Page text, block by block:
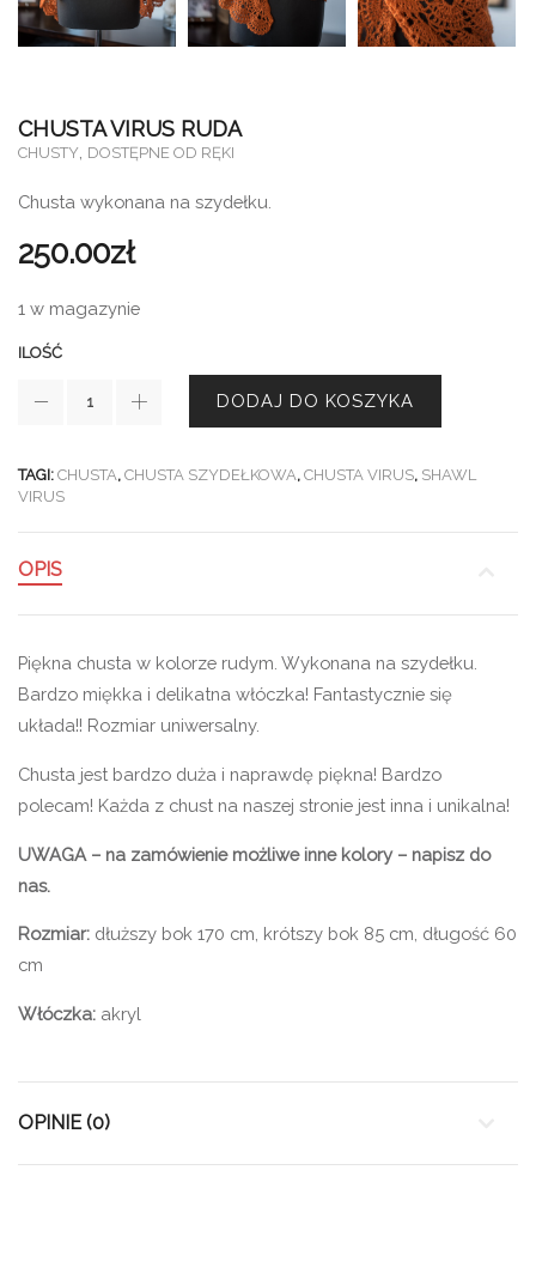
CHUSTA VIRUS RUDA
CHUSTY DOSTĘPNE OD RĘKI
Chusta wykonana na szydełku.
250.00zł
1 w magazynie
ILOŚĆ
DODAJ DO KOSZYKA
TAGI: CHUSTA, CHUSTA SZYDEŁKOWA, CHUSTA VIRUS, SHAWL
VIRUS
OPIS
Piękna chusta w kolorze rudym. Wykonana na szydełku.
Bardzo miękka i delikatna włóczka! Fantastycznie się
układa!! Rozmiar uniwersalny.
Chusta jest bardzo duża i naprawdę piękna! Bardzo
polecam! Każda z chust na naszej stronie jest inna i unikalna!
UWAGA – na zamówienie możliwe inne kolory – napisz do
nas.
Rozmiar: dłuższy bok 170 cm, krótszy bok 85 cm, długość 60
cm
Włóczka: akryl
OPINIE (0)